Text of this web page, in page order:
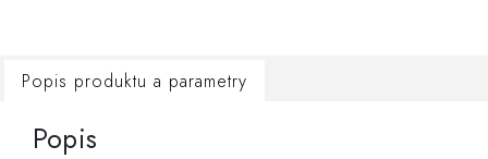
Popis produktu a parametry
Popis